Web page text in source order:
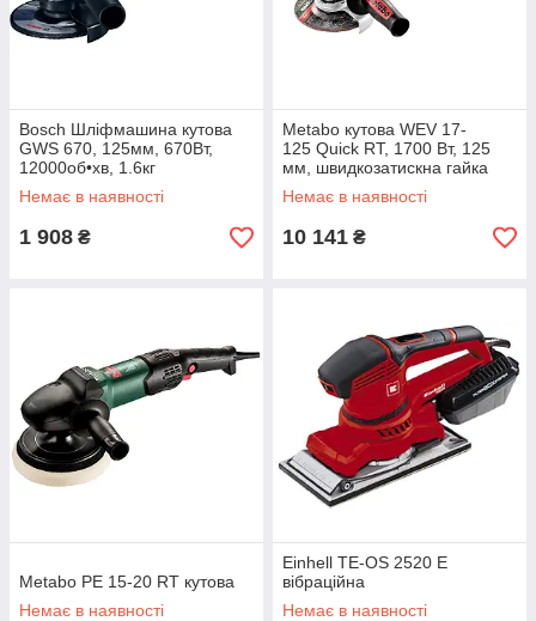
Bosch Шліфмашина кутова
GWS 670, 125мм, 670Вт,
12000об•хв, 1.6кг
Немає в наявності
1 908 ₴
Metabo кутова WEV 17-
125 Quick RT, 1700 Вт, 125
мм, швидкозатискна гайка
Немає в наявності
10 141 ₴
Metabo PE 15-20 RT кутова
Немає в наявності
Einhell TE-OS 2520 E
вібраційна
Немає в наявності